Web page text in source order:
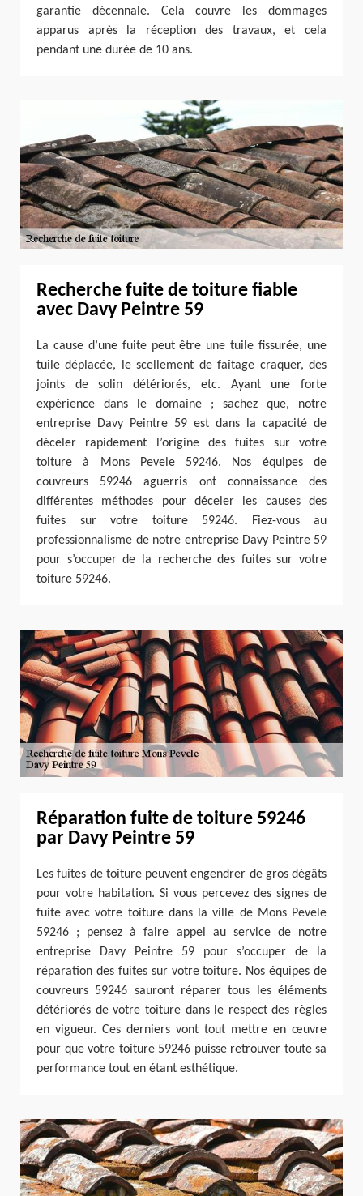
garantie décennale. Cela couvre les dommages
apparus après la réception des travaux, et cela
pendant une durée de 10 ans.
Recherche fuite de toiture fiable
avec Davy Peintre 59
La cause d’une fuite peut être une tuile fissurée, une
tuile déplacée, le scellement de faîtage craquer, des
joints de solin détériorés, etc. Ayant une forte
expérience dans le domaine ; sachez que, notre
entreprise Davy Peintre 59 est dans la capacité de
déceler rapidement l’origine des fuites sur votre
toiture à Mons Pevele 59246. Nos équipes de
couvreurs 59246 aguerris ont connaissance des
différentes méthodes pour déceler les causes des
fuites sur votre toiture 59246. Fiez-vous au
professionnalisme de notre entreprise Davy Peintre 59
pour s’occuper de la recherche des fuites sur votre
toiture 59246.
Réparation fuite de toiture 59246
par Davy Peintre 59
Les fuites de toiture peuvent engendrer de gros dégâts
pour votre habitation. Si vous percevez des signes de
fuite avec votre toiture dans la ville de Mons Pevele
59246 ; pensez à faire appel au service de notre
entreprise Davy Peintre 59 pour s’occuper de la
réparation des fuites sur votre toiture. Nos équipes de
couvreurs 59246 sauront réparer tous les éléments
détériorés de votre toiture dans le respect des règles
en vigueur. Ces derniers vont tout mettre en œuvre
pour que votre toiture 59246 puisse retrouver toute sa
performance tout en étant esthétique.